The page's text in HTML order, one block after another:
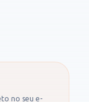
no seu e-